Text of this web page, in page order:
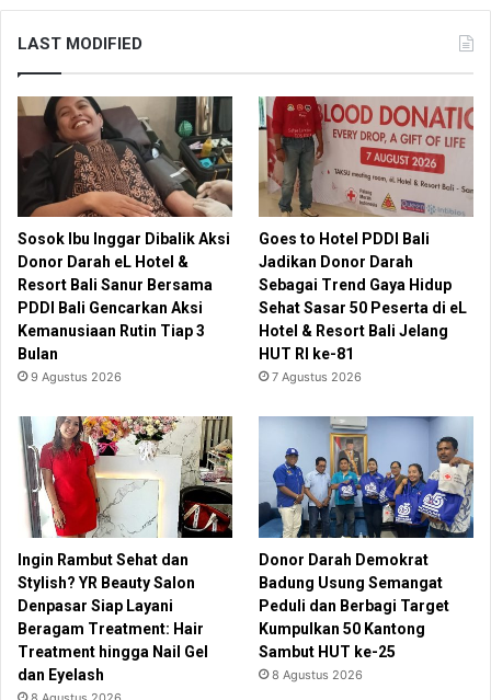
LAST MODIFIED
Sosok Ibu Inggar Dibalik Aksi
Donor Darah eL Hotel &
Resort Bali Sanur Bersama
PDDI Bali Gencarkan Aksi
Kemanusiaan Rutin Tiap 3
Bulan
9 Agustus 2026
Goes to Hotel PDDI Bali
Jadikan Donor Darah
Sebagai Trend Gaya Hidup
Sehat Sasar 50 Peserta di eL
Hotel & Resort Bali Jelang
HUT RI ke-81
7 Agustus 2026
Ingin Rambut Sehat dan
Stylish? YR Beauty Salon
Denpasar Siap Layani
Beragam Treatment: Hair
Treatment hingga Nail Gel
dan Eyelash
Donor Darah Demokrat
Badung Usung Semangat
Peduli dan Berbagi Target
Kumpulkan 50 Kantong
Sambut HUT ke-25
8 Agustus 2026